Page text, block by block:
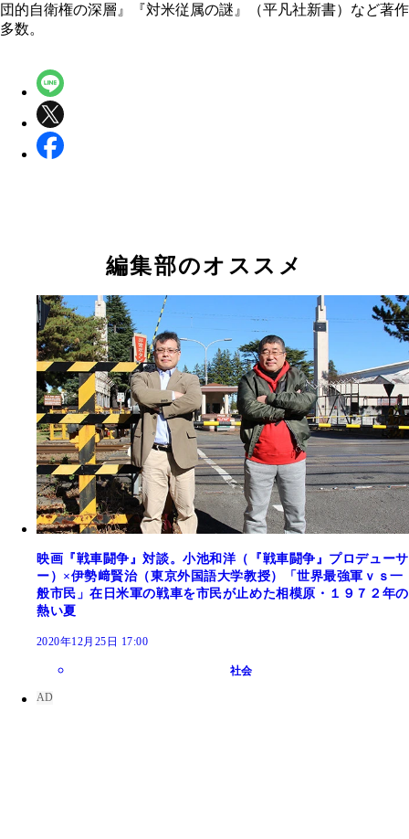
団的自衛権の深層』『対米従属の謎』（平凡社新書）など著作
多数。
編集部のオススメ
映画『戦車闘争』対談。小池和洋（『戦車闘争』プロデューサ
ー）×伊勢﨑賢治（東京外国語大学教授）「世界最強軍ｖｓ一
般市民」在日米軍の戦車を市民が止めた相模原・１９７２年の
熱い夏
2020年12月25日 17:00
社会